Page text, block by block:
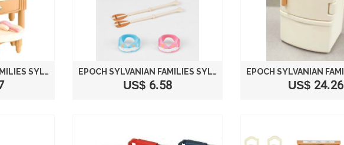
EPOCH SYLVANIAN FAMILIES SYLVANIAN FAMILY DOLL "DRESSER SET KA-312" EPOCH SYLVANIAN FAMILIES SYLVANIAN FAMILY DOLL "CANOEING SET KO-54"
US$ 6.58 US$ 24.26